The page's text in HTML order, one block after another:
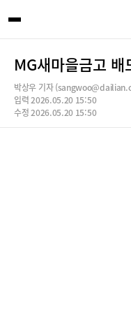
MG새마을금고
박상우 기자
입력 2026.05.20 15:50
수정 2026.05.20 15:50